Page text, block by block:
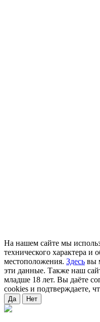
На нашем сайте мы
технического характера и
местоположения. Здесь вы
эти данные. Также наш
младше 18 лет. Вы даёте
cookies и подтверждаете,
Да Нет